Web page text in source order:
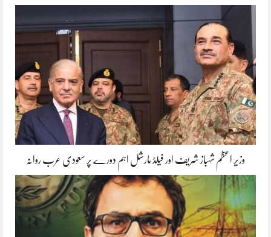
وزیر اعظم شہباز شریف اور فیلڈ مارشل اہم دورے پر سعودی عرب روانہ